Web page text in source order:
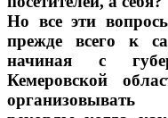
Но все эти
прежде всего к
начиная с
Кемеровской